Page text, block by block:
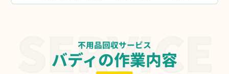
不用品回収サービス
バディの作業内容